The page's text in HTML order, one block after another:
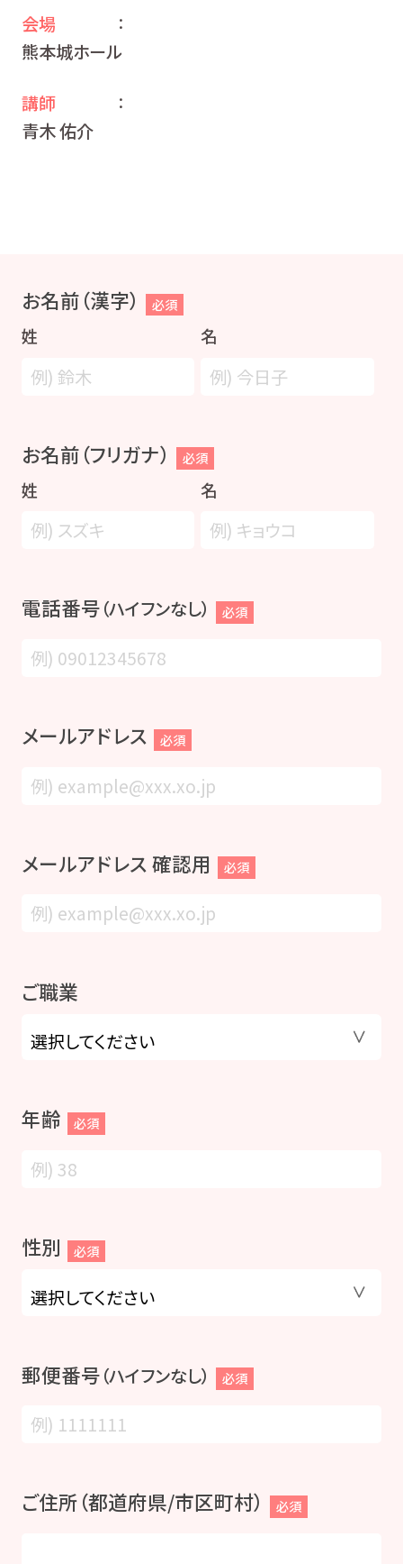
会場 ：
熊本城ホール
講師 ：
青木 佑介
お名前（漢字） 必須
姓 名
お名前（フリガナ） 必須
姓 名
電話番号（ハイフンなし） 必須
メールアドレス 必須
メールアドレス 確認用 必須
ご職業
年齢 必須
性別 必須
郵便番号（ハイフンなし） 必須
ご住所（都道府県/市区町村） 必須